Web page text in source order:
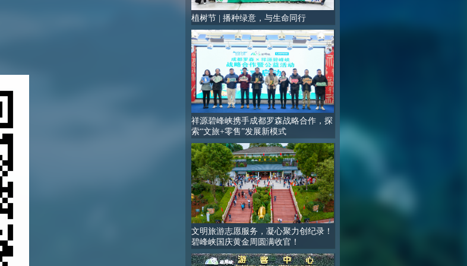
植树节 | 播种绿意，与生命同行
祥源碧峰峡携手成都罗森战略合作，探
索“文旅+零售”发展新模式
文明旅游志愿服务，凝心聚力创纪录！
碧峰峡国庆黄金周圆满收官！